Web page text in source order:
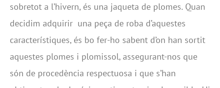
sobretot a l’hivern, és una jaqueta de plomes. Quan
decidim adquirir una peça de roba d’aquestes
característiques, és bo fer-ho sabent d’on han sortit
aquestes plomes i plomissol, assegurant-nos que
són de procedència respectuosa i que s’han